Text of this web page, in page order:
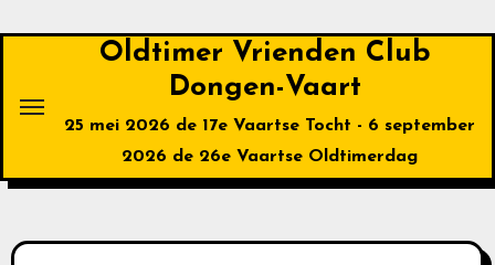
inhoud
Oldtimer Vrienden Club
Dongen-Vaart
25 mei 2026 de 17e Vaartse Tocht - 6 september
2026 de 26e Vaartse Oldtimerdag